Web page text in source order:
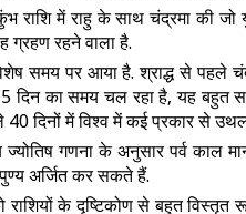
राशि में राहु के साथ चंद्रमा की
ग्रहण रहने वाला है.
समय पर आया है. श्राद्ध से पहले
दिन का समय चल रहा है, यह बहुत
40 दिनों में विश्‍व में कई प्रकार से
गणना के अनुसार पर्व काल
अर्जित कर सकते हैं.
राशियों के दृष्टिकोण से बहुत